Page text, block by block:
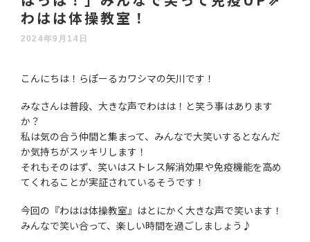
わはは体操教室！
2024年9月14日
こんにちは！らぽーるカワシマの矢川です！
みなさんは普段、大きな声でわはは！と笑う事はあります
か？
私は気の合う仲間と集まって、みんなで大笑いするとなんだ
か気持ちがスッキリします！
それもそのはず、笑いはストレス解消効果や免疫機能を高め
てくれることが実証されているそうです！
今回の『わはは体操教室』はとにかく大きな声で笑います！
みんなで笑い合って、楽しい時間を過ごしましょう♪